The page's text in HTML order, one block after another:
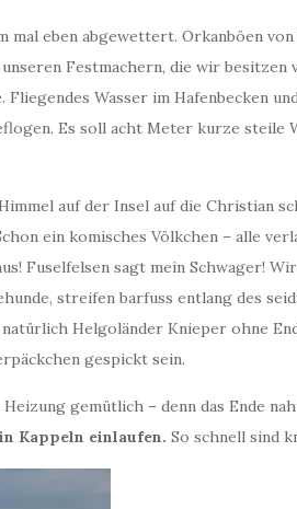
eben abgewettert. Orkanböen
Festmachern, die wir
Wasser im Hafenbecken
Es soll acht Meter kurze steile
auf der Insel auf die Christian
ein komisches Völkchen – alle
Fuselfelsen sagt mein Schwager!
streifen barfuss entlang des
Helgoländer Knieper ohne
gespickt sein.
gemütlich – denn das Ende
Kappeln einlaufen. So schnell sind